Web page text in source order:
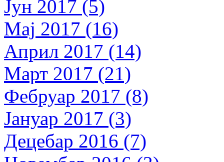
Јун 2017 (5)
Мај 2017 (16)
Април 2017 (14)
Март 2017 (21)
Фебруар 2017 (8)
Јануар 2017 (3)
Децебар 2016 (7)